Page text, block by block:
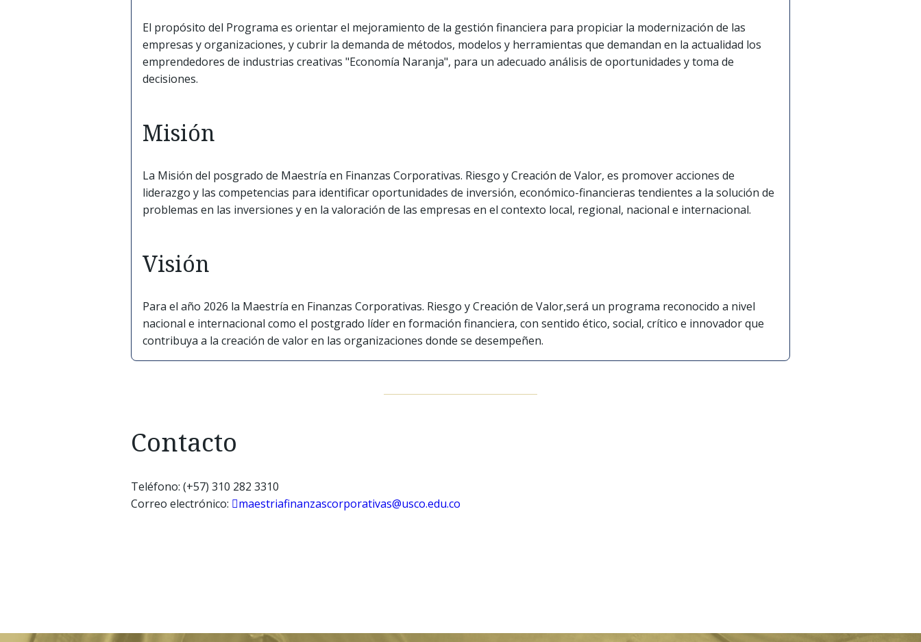
El propósito del Programa es orientar el mejoramiento de la gestión financiera para propiciar la modernización de las
empresas y organizaciones, y cubrir la demanda de métodos, modelos y herramientas que demandan en la actualidad los
emprendedores de industrias creativas "Economía Naranja", para un adecuado análisis de oportunidades y toma de
decisiones.
Misión
La Misión del posgrado de Maestría en Finanzas Corporativas. Riesgo y Creación de Valor, es promover acciones de
liderazgo y las competencias para identificar oportunidades de inversión, económico-financieras tendientes a la solución de
problemas en las inversiones y en la valoración de las empresas en el contexto local, regional, nacional e internacional.
Visión
Para el año 2026 la Maestría en Finanzas Corporativas. Riesgo y Creación de Valor,será un programa reconocido a nivel
nacional e internacional como el postgrado líder en formación financiera, con sentido ético, social, crítico e innovador que
contribuya a la creación de valor en las organizaciones donde se desempeñen.
Contacto
Teléfono: (+57) 310 282 3310
Correo electrónico:
maestriafinanzascorporativas@usco.edu.co